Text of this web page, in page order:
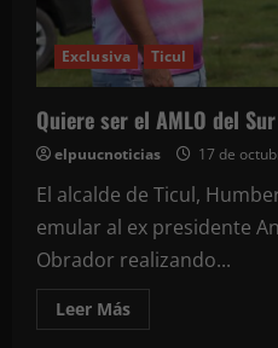
Exclusiva Ticul
Quiere ser el AMLO del Sur
elpuucnoticias 17 de
El alcalde de Ticul,
emular al ex presidente
Obrador realizando...
Leer MásLeer
más